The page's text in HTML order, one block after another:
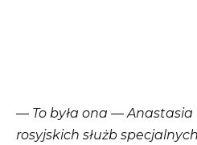
— To była ona —
rosyjskich służb